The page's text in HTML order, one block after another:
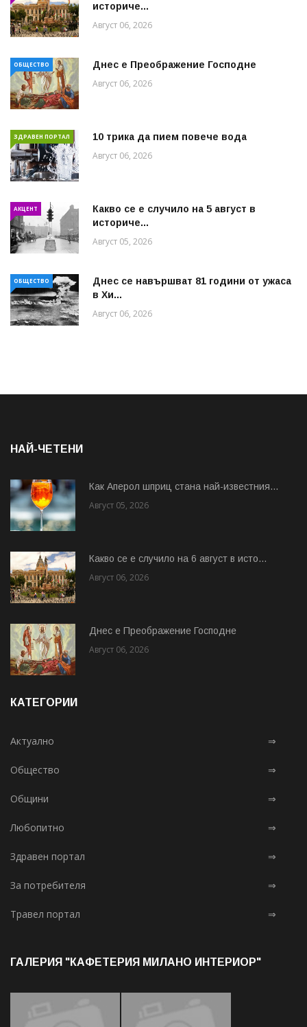
историче...
Август 06, 2026
ОБЩЕСТВО Днес е Преображение Господне
Август 06, 2026
ЗДРАВЕН ПОРТАЛ 10 трика да пием повече вода
Август 06, 2026
АКЦЕНТ
Какво се е случило на 5 август в
историче...
Август 05, 2026
ОБЩЕСТВО
Днес се навършват 81 години от ужаса
в Хи...
Август 06, 2026
НАЙ-ЧЕТЕНИ
Как Аперол шприц стана най-известния...
Август 05, 2026
Какво се е случило на 6 август в исто...
Август 06, 2026
Днес е Преображение Господне
Август 06, 2026
КАТЕГОРИИ
Актуално ⇒
Общество ⇒
Общини ⇒
Любопитно ⇒
Здравен портал ⇒
За потребителя ⇒
Травел портал ⇒
ГАЛЕРИЯ "КАФЕТЕРИЯ МИЛАНО ИНТЕРИОР"